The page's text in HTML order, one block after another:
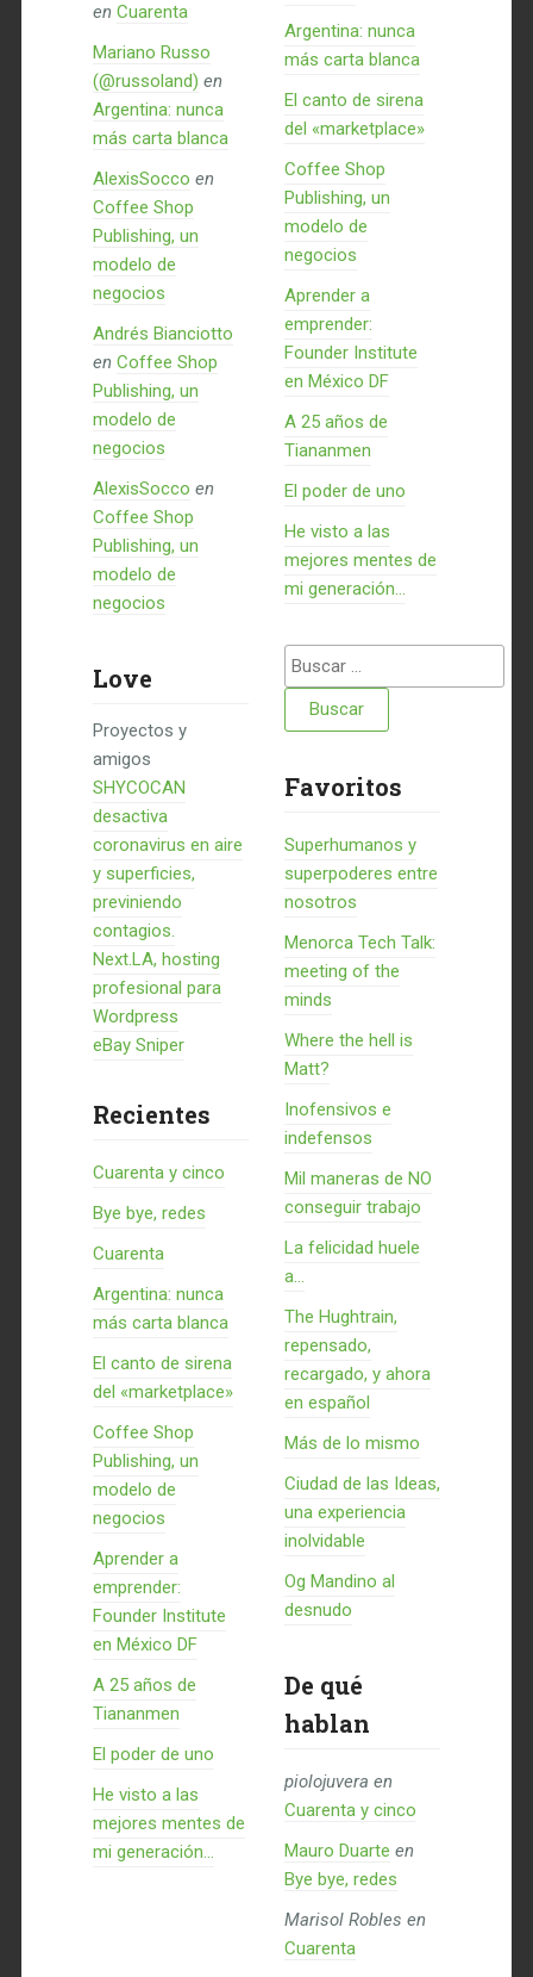
en Cuarenta
Mariano Russo
(@russoland) en
Argentina: nunca
más carta blanca
AlexisSocco en
Coffee Shop
Publishing, un
modelo de
negocios
Andrés Bianciotto
en Coffee Shop
Publishing, un
modelo de
negocios
AlexisSocco en
Coffee Shop
Publishing, un
modelo de
negocios
Love
Proyectos y
amigos
SHYCOCAN
desactiva
coronavirus en aire
y superficies,
previniendo
contagios.
Next.LA, hosting
profesional para
Wordpress
eBay Sniper
Recientes
Cuarenta y cinco
Bye bye, redes
Cuarenta
Argentina: nunca
más carta blanca
El canto de sirena
del «marketplace»
Coffee Shop
Publishing, un
modelo de
negocios
Aprender a
emprender:
Founder Institute
en México DF
A 25 años de
Tiananmen
El poder de uno
He visto a las
mejores mentes de
mi generación…
Argentina: nunca
más carta blanca
El canto de sirena
del «marketplace»
Coffee Shop
Publishing, un
modelo de
negocios
Aprender a
emprender:
Founder Institute
en México DF
A 25 años de
Tiananmen
El poder de uno
He visto a las
mejores mentes de
mi generación…
Buscar:
Favoritos
Superhumanos y
superpoderes entre
nosotros
Menorca Tech Talk:
meeting of the
minds
Where the hell is
Matt?
Inofensivos e
indefensos
Mil maneras de NO
conseguir trabajo
La felicidad huele
a...
The Hughtrain,
repensado,
recargado, y ahora
en español
Más de lo mismo
Ciudad de las Ideas,
una experiencia
inolvidable
Og Mandino al
desnudo
De qué
hablan
piolojuvera en
Cuarenta y cinco
Mauro Duarte en
Bye bye, redes
Marisol Robles en
Cuarenta